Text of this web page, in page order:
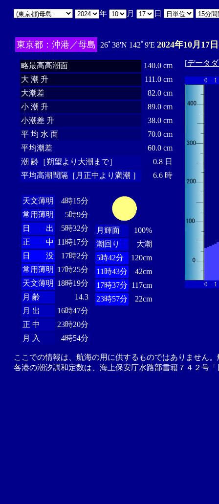
年 月 日
東京都：沖港／母島 26ﾟ38'N 142ﾟ9'E 2024年10月17
略最高高潮面
140.0 cm
大 潮 升
111.0 cm
大潮差
82.0 cm
小 潮 升
89.0 cm
小潮差 升
38.0 cm
平 均 水 面
70.0 cm
平均潮差
60.0 cm
潮 齢［朔望より大潮まで］
0.8 日
平均高潮間隔［月正中より満潮 ］
6.6 時
天文薄明
4時15分
常用薄明
5時9分
日 出
5時32分
正 中 11時17分
日 没
17時2分
常用薄明 17時25分
天文薄明 18時19分
月 齢
14.3
月 出
16時47分
正 中
23時20分
月 入
4時54分
月輝面
100%
潮回り
大潮
5時42分
120cm
11時43分
42cm
17時37分 117cm
23時57分
22cm
[データ
0 1
0 1
ここでの情報は、航海の用に供するものではありません
各港の潮汐調和定数は、海上保安庁水路部書籍７４２号